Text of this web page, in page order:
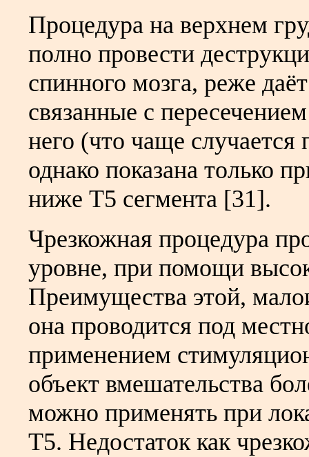
Процедура на верхнем
полно провести
спинного мозга, реже
связанные с
него (что чаще
однако показана только
ниже Т5 сегмента [31].
Чрезкожная процедура
уровне, при помощи
Преимущества этой,
она проводится под
применением
объект вмешательства
можно применять при
Т5. Недостаток как